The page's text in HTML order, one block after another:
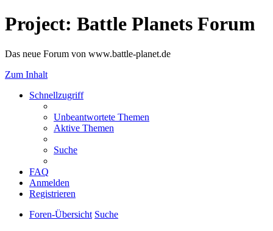
Project: Battle Planets Forum
Das neue Forum von www.battle-planet.de
Zum Inhalt
Schnellzugriff
Unbeantwortete Themen
Aktive Themen
Suche
FAQ
Anmelden
Registrieren
Foren-Übersicht Suche